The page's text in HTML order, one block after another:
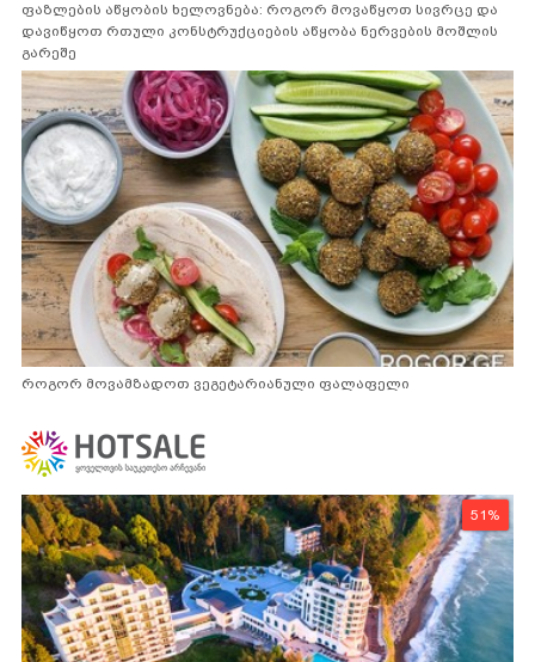
ფაზლების აწყობის ხელოვნება: როგორ მოვაწყოთ სივრცე და
დავიწყოთ რთული კონსტრუქციების აწყობა ნერვების მოშლის
გარეშე
როგორ მოვამზადოთ ვეგეტარიანული ფალაფელი
51%